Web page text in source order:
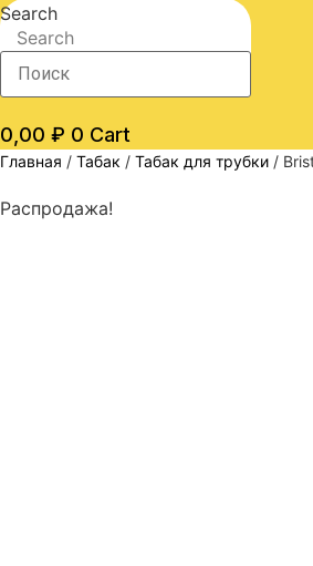
Search
Search
0,00 ₽ 0 Cart
Главная / Табак / Табак для трубки /
Распродажа!